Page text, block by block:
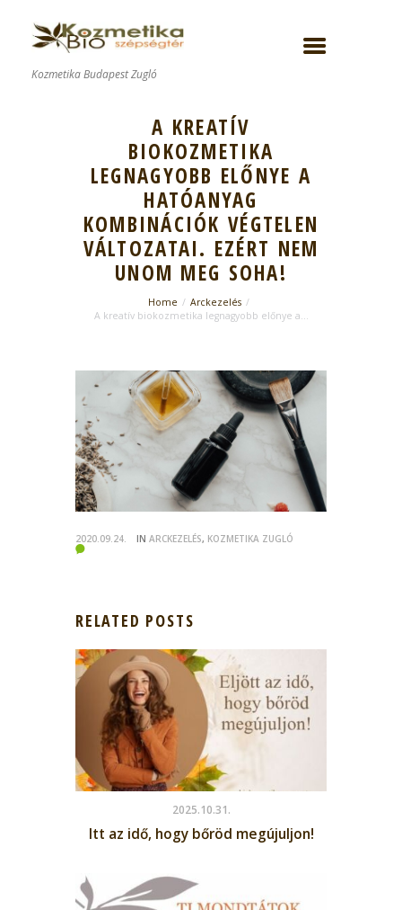
Kozmetika Budapest Zugló
A KREATÍV
BIOKOZMETIKA
LEGNAGYOBB ELŐNYE A
HATÓANYAG
KOMBINÁCIÓK VÉGTELEN
VÁLTOZATAI. EZÉRT NEM
UNOM MEG SOHA!
Home
Arckezelés
A kreatív biokozmetika legnagyobb előnye a...
2020.09.24. IN ARCKEZELÉS, KOZMETIKA ZUGLÓ
RELATED POSTS
2025.10.31.
Itt az idő, hogy bőröd megújuljon!